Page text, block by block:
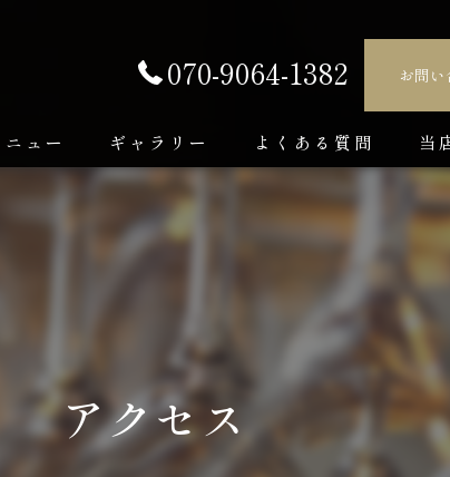
070-9064-1382 お問
ニュー ギャラリー よくある質問 当
ダ
カ
コー
アクセス